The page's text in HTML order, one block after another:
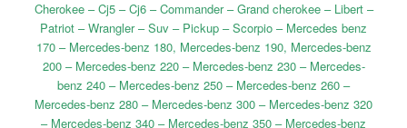
Cherokee – Cj5 – Cj6 – Commander – Grand cherokee – Libert –
Patriot – Wrangler – Suv – Pickup – Scorpio – Mercedes benz
170 – Mercedes-benz 180, Mercedes-benz 190, Mercedes-benz
200 – Mercedes-benz 220 – Mercedes-benz 230 – Mercedes-
benz 240 – Mercedes-benz 250 – Mercedes-benz 260 –
Mercedes-benz 280 – Mercedes-benz 300 – Mercedes-benz 320
– Mercedes-benz 340 – Mercedes-benz 350 – Mercedes-benz